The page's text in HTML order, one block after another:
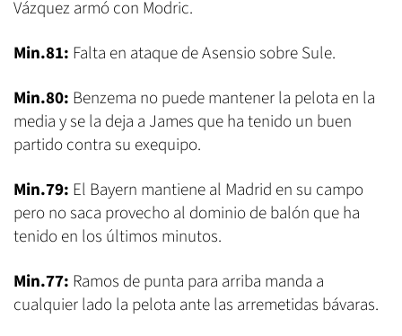
Vázquez armó con Modric.
Min.81: Falta en ataque de Asensio sobre Sule.
Min.80: Benzema no puede mantener la pelota en la
media y se la deja a James que ha tenido un buen
partido contra su exequipo.
Min.79: El Bayern mantiene al Madrid en su campo
pero no saca provecho al dominio de balón que ha
tenido en los últimos minutos.
Min.77: Ramos de punta para arriba manda a
cualquier lado la pelota ante las arremetidas bávaras.